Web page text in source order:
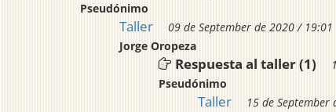
Pseudónimo
Taller
09 de September de 2020 / 19:01
Jorge Oropeza
Respuesta al taller (1)
Pseudónimo
Taller
15 de